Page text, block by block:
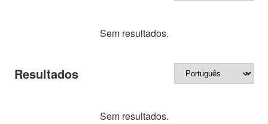
Sem resultados.
Resultados
Sem resultados.